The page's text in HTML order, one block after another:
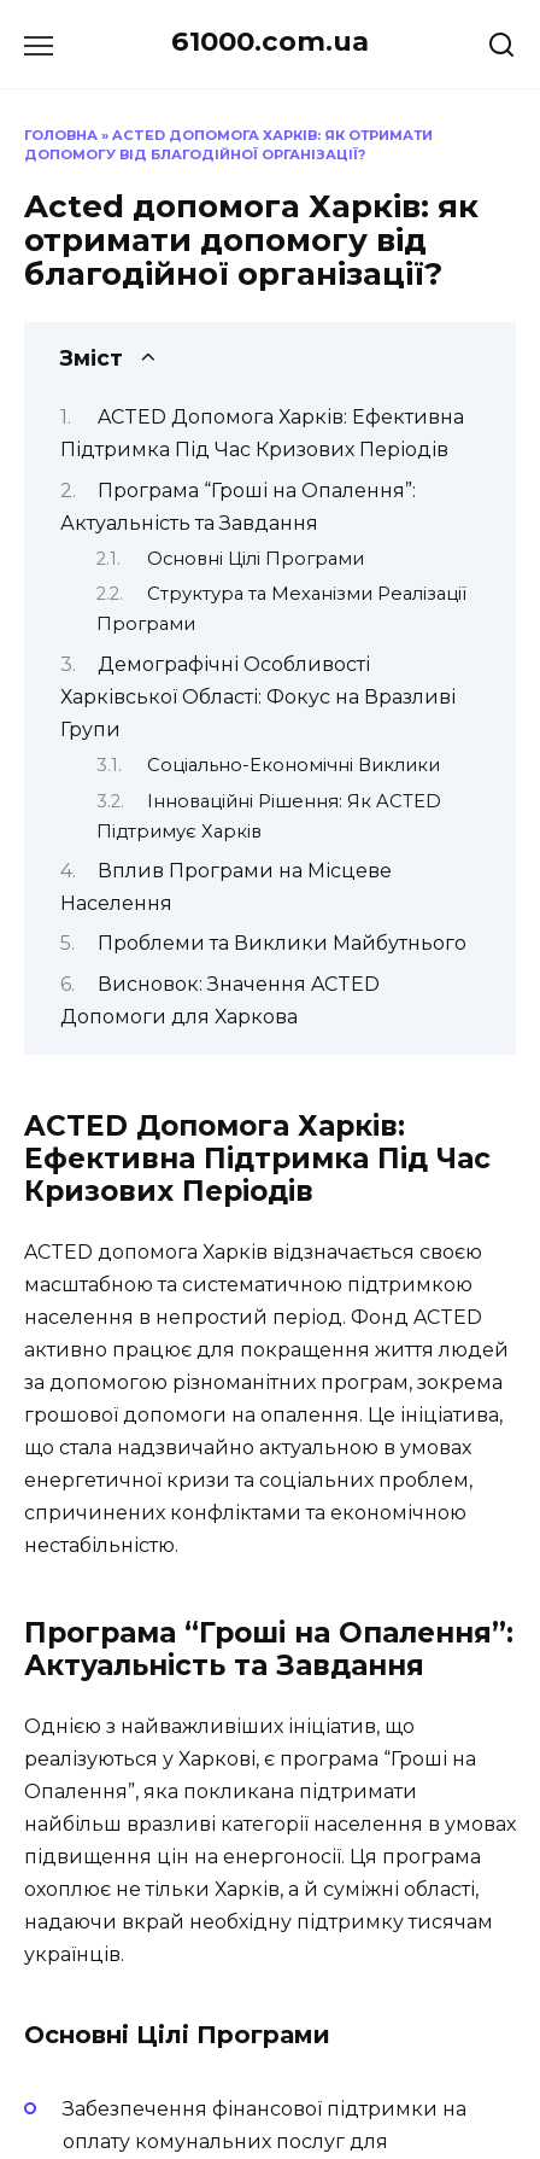
до
61000.com.ua
ГОЛОВНА » ACTED ДОПОМОГА ХАРКІВ: ЯК ОТРИМАТИ
ДОПОМОГУ ВІД БЛАГОДІЙНОЇ ОРГАНІЗАЦІЇ?
Acted допомога Харків: як
отримати допомогу від
благодійної організації?
Зміст
ACTED Допомога Харків: Ефективна
Підтримка Під Час Кризових Періодів
Програма “Гроші на Опалення”:
Актуальність та Завдання
Основні Цілі Програми
Структура та Механізми Реалізації
Програми
Демографічні Особливості
Харківської Області: Фокус на Вразливі
Групи
Соціально-Економічні Виклики
Інноваційні Рішення: Як ACTED
Підтримує Харків
Вплив Програми на Місцеве
Населення
Проблеми та Виклики Майбутнього
Висновок: Значення ACTED
Допомоги для Харкова
ACTED Допомога Харків:
Ефективна Підтримка Під Час
Кризових Періодів
ACTED допомога Харків відзначається своєю
масштабною та систематичною підтримкою
населення в непростий період. Фонд ACTED
активно працює для покращення життя людей
за допомогою різноманітних програм, зокрема
грошової допомоги на опалення. Це ініціатива,
що стала надзвичайно актуальною в умовах
енергетичної кризи та соціальних проблем,
спричинених конфліктами та економічною
нестабільністю.
Програма “Гроші на Опалення”:
Актуальність та Завдання
Однією з найважливіших ініціатив, що
реалізуються у Харкові, є програма “Гроші на
Опалення”, яка покликана підтримати
найбільш вразливі категорії населення в умовах
підвищення цін на енергоносії. Ця програма
охоплює не тільки Харків, а й суміжні області,
надаючи вкрай необхідну підтримку тисячам
українців.
Основні Цілі Програми
Забезпечення фінансової підтримки на
оплату комунальних послуг для